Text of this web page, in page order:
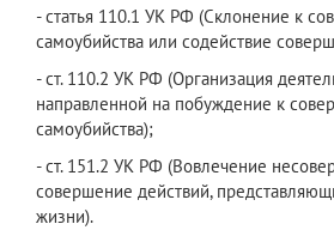
- статья 110.1 УК РФ (Склонение к
самоубийства или содействие
- ст. 110.2 УК РФ (Организация
направленной на побуждение к
самоубийства);
- ст. 151.2 УК РФ (Вовлечение
совершение действий,
жизни).